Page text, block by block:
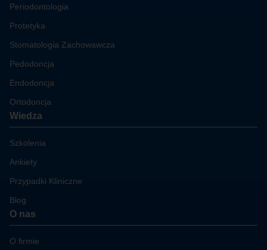
Periodontologia
Protetyka
Stomatologia Zachowawcza
Pedodoncja
Endodoncja
Ortodoncja
Wiedza
Szkolenia
Ankiety
Przypadki Kliniczne
Blog
O nas
O firmie